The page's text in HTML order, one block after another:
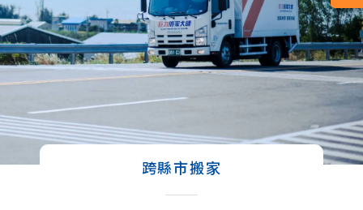
跨縣市搬家